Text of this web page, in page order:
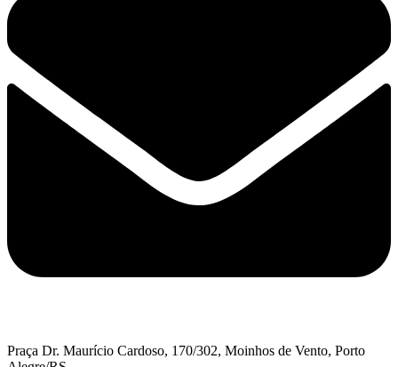
Praça Dr. Maurício Cardoso, 170/302, Moinhos de Vento, Porto